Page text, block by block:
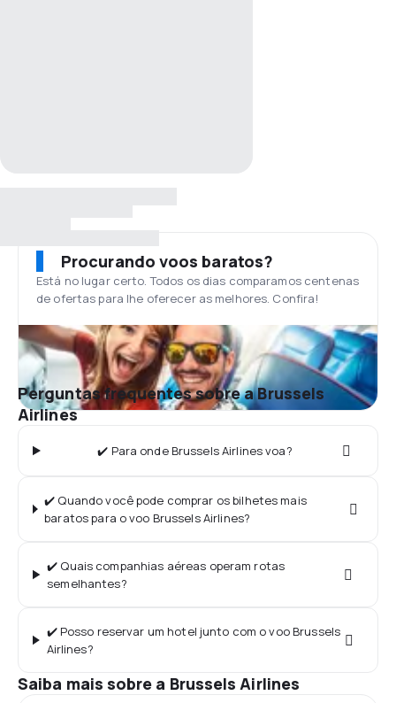
Procurando voos baratos?
Está no lugar certo. Todos os dias comparamos centenas
de ofertas para lhe oferecer as melhores. Confira!
Perguntas frequentes sobre a Brussels
Airlines
✔️ Para onde Brussels Airlines voa?
✔️ Quando você pode comprar os bilhetes mais
baratos para o voo Brussels Airlines?
✔️ Quais companhias aéreas operam rotas
semelhantes?
✔️ Posso reservar um hotel junto com o voo Brussels
Airlines?
Saiba mais sobre a Brussels Airlines